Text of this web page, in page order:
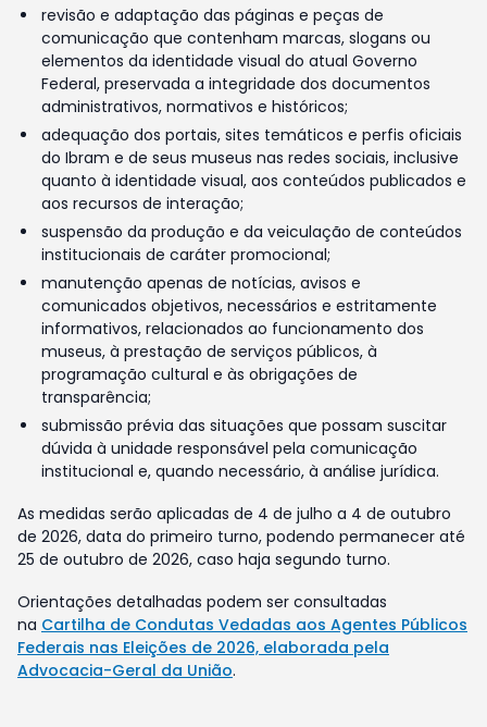
revisão e adaptação das páginas e peças de
comunicação que contenham marcas, slogans ou
elementos da identidade visual do atual Governo
Federal, preservada a integridade dos documentos
administrativos, normativos e históricos;
adequação dos portais, sites temáticos e perfis oficiais
do Ibram e de seus museus nas redes sociais, inclusive
quanto à identidade visual, aos conteúdos publicados e
aos recursos de interação;
suspensão da produção e da veiculação de conteúdos
institucionais de caráter promocional;
manutenção apenas de notícias, avisos e
comunicados objetivos, necessários e estritamente
informativos, relacionados ao funcionamento dos
museus, à prestação de serviços públicos, à
programação cultural e às obrigações de
transparência;
submissão prévia das situações que possam suscitar
dúvida à unidade responsável pela comunicação
institucional e, quando necessário, à análise jurídica.
As medidas serão aplicadas de 4 de julho a 4 de outubro
de 2026, data do primeiro turno, podendo permanecer até
25 de outubro de 2026, caso haja segundo turno.
Orientações detalhadas podem ser consultadas
na Cartilha de Condutas Vedadas aos Agentes Públicos
Federais nas Eleições de 2026, elaborada pela
Advocacia-Geral da União.